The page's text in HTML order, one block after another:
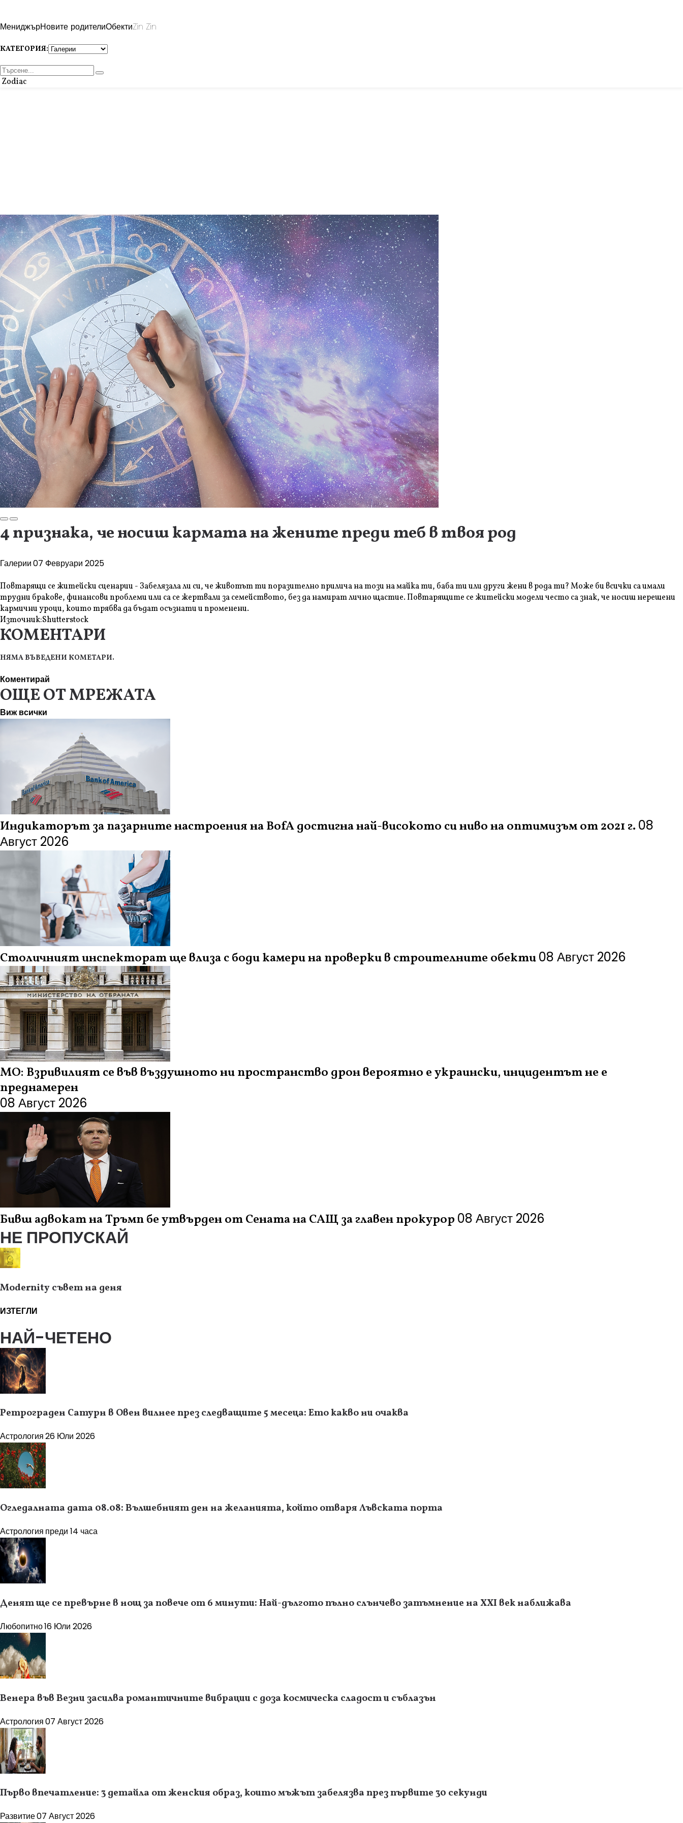
МениджърНовите родителиОбектиZin Zin
КАТЕГОРИЯ:
Zodiac
4 признака, че носиш кармата на жените преди теб в твоя род
Галерии07 Февруари 2025
Повтарящи се житейски сценарии - Забелязала ли си, че животът ти поразително прилича на този на майка ти, баба ти или други жени в рода ти? Може би всички са имали
трудни бракове, финансови проблеми или са се жертвали за семейството, без да намират лично щастие. Повтарящите се житейски модели често са знак, че носиш нерешени
кармични уроци, които трябва да бъдат осъзнати и променени.
Източник:Shutterstock
КОМЕНТАРИ
НЯМА ВЪВЕДЕНИ КОМЕТАРИ.
Коментирай
ОЩЕ ОТ МРЕЖАТА
Виж всички
Индикаторът за пазарните настроения на BofA достигна най-високото си ниво на оптимизъм от 2021 г. 08
Август 2026
Столичният инспекторат ще влиза с боди камери на проверки в строителните обекти08 Август 2026
МО: Взривилият се във въздушното ни пространство дрон вероятно е украински, инцидентът не е
преднамерен
08 Август 2026
Бивш адвокат на Тръмп бе утвърден от Сената на САЩ за главен прокурор 08 Август 2026
НЕ ПРОПУСКАЙ
Modernity съвет на деня
ИЗТЕГЛИ
НАЙ-ЧЕТЕНО
Ретрограден Сатурн в Овен вилнее през следващите 5 месеца: Ето какво ни очаква
Астрология26 Юли 2026
Огледалната дата 08.08: Вълшебният ден на желанията, който отваря Лъвската порта
Астрология преди 14 часа
Денят ще се превърне в нощ за повече от 6 минути: Най-дългото пълно слънчево затъмнение на XXI век наближава
Любопитно16 Юли 2026
Венера във Везни засилва романтичните вибрации с доза космическа сладост и съблазън
Астрология07 Август 2026
Първо впечатление: 3 детайла от женския образ, които мъжът забелязва през първите 30 секунди
Развитие07 Август 2026